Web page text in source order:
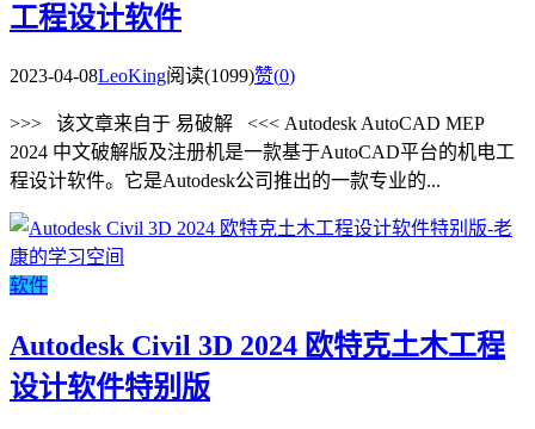
工程设计软件
2023-04-08LeoKing阅读(1099)赞(0)
>>> 该文章来自于 易破解 <<< Autodesk AutoCAD MEP
2024 中文破解版及注册机是一款基于AutoCAD平台的机电工
程设计软件。它是Autodesk公司推出的一款专业的...
软件
Autodesk Civil 3D 2024 欧特克土木工程
设计软件特别版